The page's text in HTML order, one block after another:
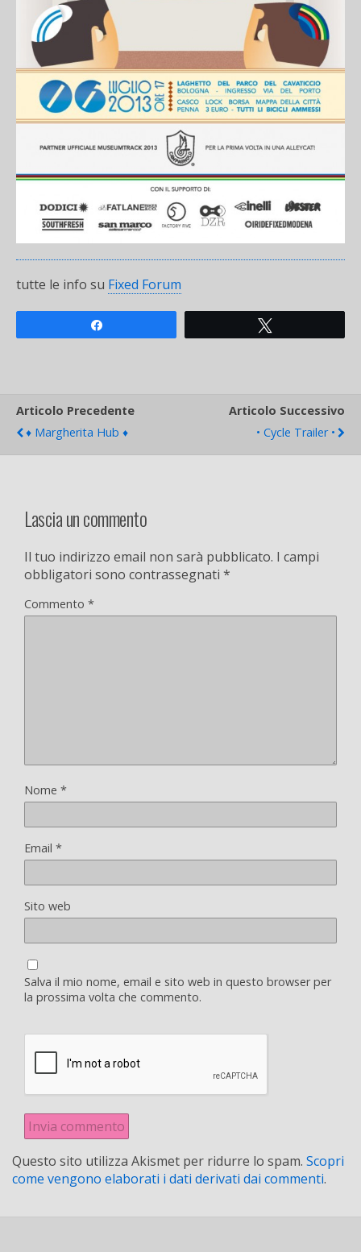
tutte le info su Fixed Forum
Articolo Precedente
♦ Margherita Hub ♦
Articolo Successivo
• Cycle Trailer •
Lascia un commento
Il tuo indirizzo email non sarà pubblicato. I campi
obbligatori sono contrassegnati *
Commento *
Nome *
Email *
Sito web
Salva il mio nome, email e sito web in questo browser per
la prossima volta che commento.
Questo sito utilizza Akismet per ridurre lo spam. Scopri
come vengono elaborati i dati derivati dai commenti.